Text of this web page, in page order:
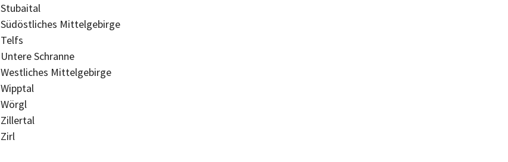
Stubaital
Südöstliches Mittelgebirge
Telfs
Untere Schranne
Westliches Mittelgebirge
Wipptal
Wörgl
Zillertal
Zirl